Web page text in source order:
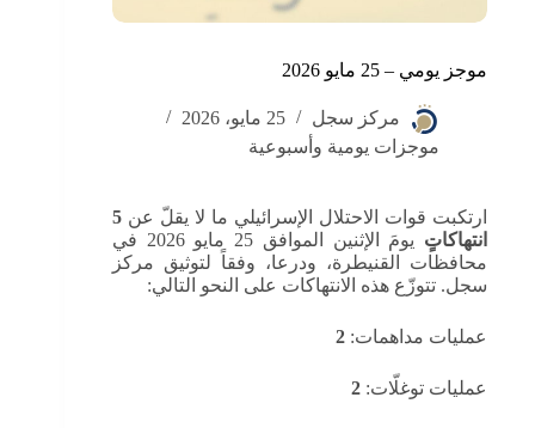
موجز يومي – 25 مايو 2026
مركز سجل
25 مايو، 2026
موجزات يومية وأسبوعية
ارتكبت قوات الاحتلال الإسرائيلي ما لا يقلّ عن5
انتهاكاتٍ
يومَ الإثنين الموافق 25 مايو 2026 في
محافظات القنيطرة، ودرعا، وفقاً لتوثيق مركز
سجل. تتوزّع هذه الانتهاكات على النحو التالي:
عمليات مداهمات: 2
عمليات توغلّات: 2